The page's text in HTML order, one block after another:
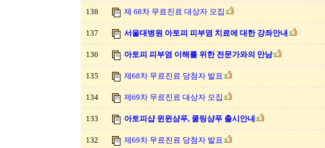
138 제 68차 무료진료 대상자 모집
137 서울대병원 아토피 피부염 치료에 대한 강좌안내
136 아토피 피부염 이해를 위한 전문가와의 만남
135 제68차 무료진료 당첨자 발표
134 제69차 무료진료 대상자 모집
133 아토피샵 윈윈샴푸, 쿨링샴푸 출시안내
132 제69차 무료진료 당첨자 발표